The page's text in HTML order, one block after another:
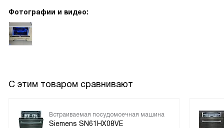
спокойно смотреть фильм на кухне или оставлять мойку
Фотографии и видео:
С этим товаром сравнивают
Встраиваемая посудомоечная машина
Siemens SN61HX08VE